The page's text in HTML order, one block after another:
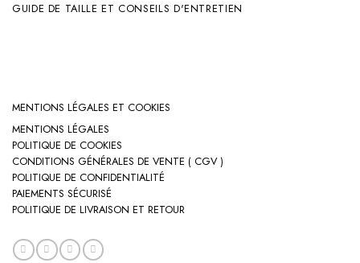
GUIDE DE TAILLE ET CONSEILS D'ENTRETIEN
MENTIONS LÉGALES ET COOKIES
MENTIONS LÉGALES
POLITIQUE DE COOKIES
CONDITIONS GÉNÉRALES DE VENTE ( CGV )
POLITIQUE DE CONFIDENTIALITÉ
PAIEMENTS SÉCURISÉ
POLITIQUE DE LIVRAISON ET RETOUR